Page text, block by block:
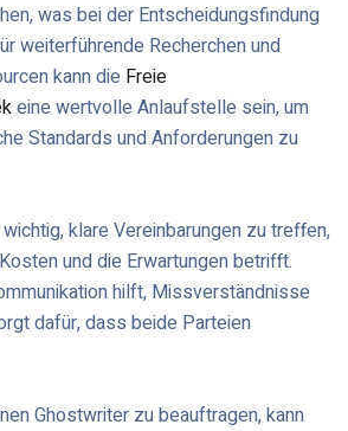
was bei der Entscheidungsfindung
weiterführende Recherchen und
kann die Freie
eine wertvolle Anlaufstelle sein, um
Standards und Anforderungen zu
klare Vereinbarungen zu treffen,
und die Erwartungen betrifft.
hilft, Missverständnisse
dafür, dass beide Parteien
Ghostwriter zu beauftragen, kann